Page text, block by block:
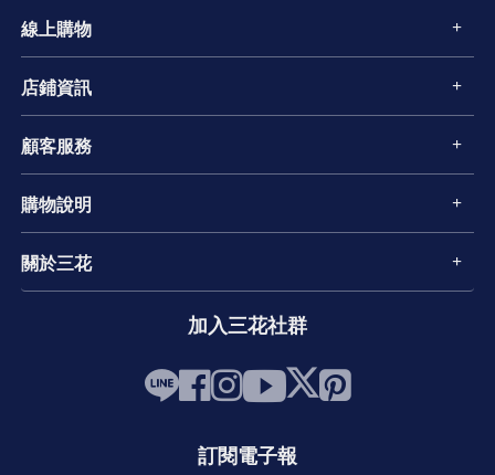
線上購物
店鋪資訊
顧客服務
購物說明
關於三花
加入三花社群
訂閱電子報